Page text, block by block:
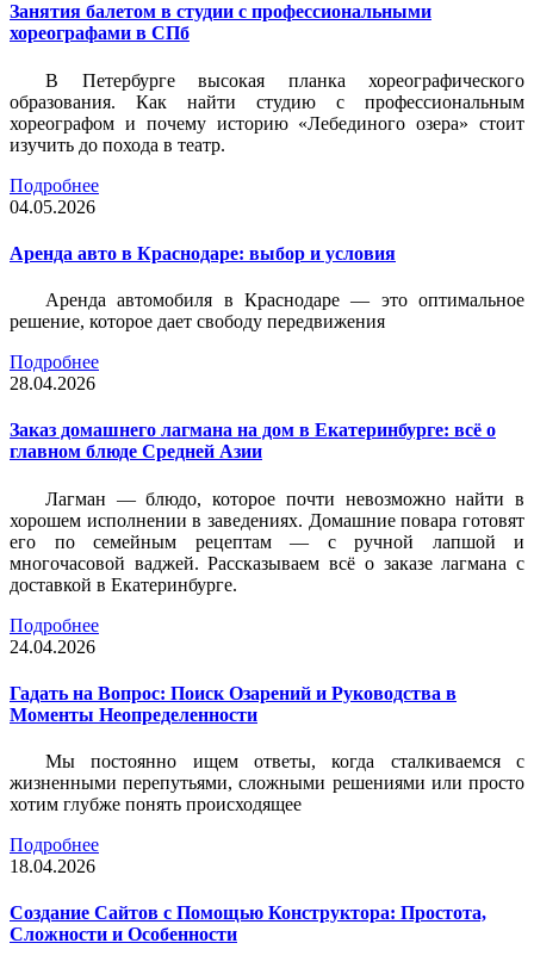
Занятия балетом в студии с профессиональными
хореографами в СПб
В Петербурге высокая планка хореографического
образования. Как найти студию с профессиональным
хореографом и почему историю «Лебединого озера» стоит
изучить до похода в театр.
Подробнее
04.05.2026
Аренда авто в Краснодаре: выбор и условия
Аренда автомобиля в Краснодаре — это оптимальное
решение, которое дает свободу передвижения
Подробнее
28.04.2026
Заказ домашнего лагмана на дом в Екатеринбурге: всё о
главном блюде Средней Азии
Лагман — блюдо, которое почти невозможно найти в
хорошем исполнении в заведениях. Домашние повара готовят
его по семейным рецептам — с ручной лапшой и
многочасовой ваджей. Рассказываем всё о заказе лагмана с
доставкой в Екатеринбурге.
Подробнее
24.04.2026
Гадать на Вопрос: Поиск Озарений и Руководства в
Моменты Неопределенности
Мы постоянно ищем ответы, когда сталкиваемся с
жизненными перепутьями, сложными решениями или просто
хотим глубже понять происходящее
Подробнее
18.04.2026
Создание Сайтов с Помощью Конструктора: Простота,
Сложности и Особенности